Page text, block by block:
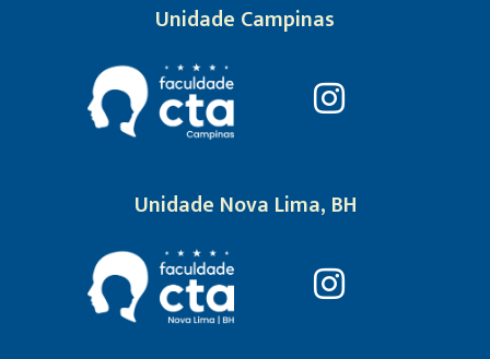
Unidade Campinas
Unidade Nova Lima, BH